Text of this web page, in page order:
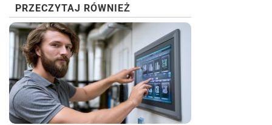
PRZECZYTAJ RÓWNIEŻ